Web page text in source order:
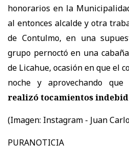
honorarios en la
al entonces alcalde y otra
de Contulmo, en una
grupo pernoctó en una
de Licahue, ocasión en que el
noche y aprovechando
realizó tocamientos
(Imagen: Instagram - Juan
PURANOTICIA